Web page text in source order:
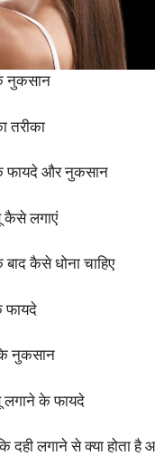
नुकसान
तरीका
फायदे और नुकसान
कैसे लगाएं
कैसे धोना चाहिए
फायदे
के नुकसान
लगाने के फायदे
दही लगाने से क्या होता